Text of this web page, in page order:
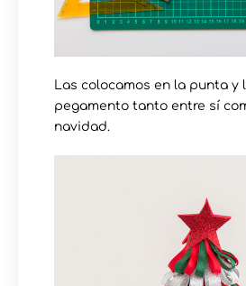
Las colocamos en la punta y
pegamento tanto entre sí
navidad.